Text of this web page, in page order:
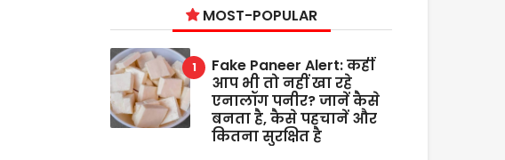
MOST-POPULAR
Fake Paneer Alert: कहीं
आप भी तो नहीं खा रहे
एनालॉग पनीर? जानें कैसे
बनता है, कैसे पहचानें और
कितना सुरक्षित है